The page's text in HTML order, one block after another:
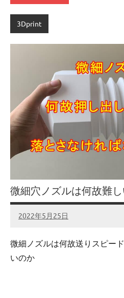
3Dprint
微細穴ノズルは何故難し
2022年5月25日
admin
No
微細ノズルは何故送りスピー
いのか